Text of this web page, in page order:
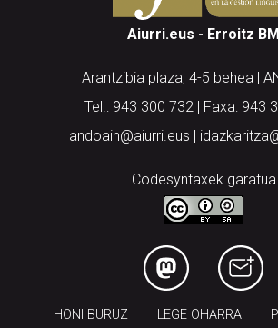
Aiurri.eus - Erroitz BM
Arantzibia plaza, 4-5 behea |
Tel.: 943 300 732 | Faxa: 943
andoain@aiurri.eus |
Codesyntaxek garatua
HONI BURUZ LEGE OHARRA